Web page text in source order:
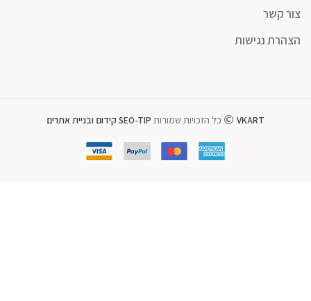
צור קשר
הצהרת נגישות
VKART כל הזכויות שמורות SEO-TIP קידום ובניית אתרים